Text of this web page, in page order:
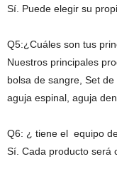
Sí. Puede elegir su
Q5:¿Cuáles son tus
Nuestros principales
bolsa de sangre, Set
aguja espinal, aguja
Q6: ¿ tiene el equipo
Sí. Cada producto será